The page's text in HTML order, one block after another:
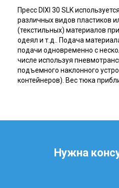
Пресс DIXI 30 SLK
различных видов пластиков
(текстильных) материалов
одеял и т.д.. Подача
подачи одновременно с
числе используя
подъемного наклонного
контейнеров). Вес тюка
Нужна